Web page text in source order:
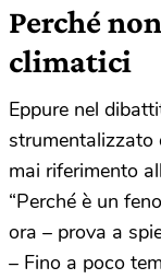
Perché
climatici
Eppure nel
strumentalizzato
mai riferimento
“Perché è un
ora – prova a
– Fino a poco